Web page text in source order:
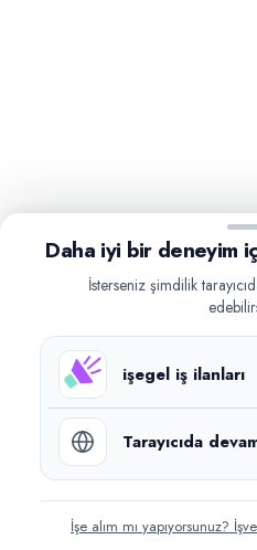
Daha iyi bir deneyim
İsterseniz şimdilik
işegel iş ilanları
Tarayıcıda
İşe alım mı yapıyorsunuz?